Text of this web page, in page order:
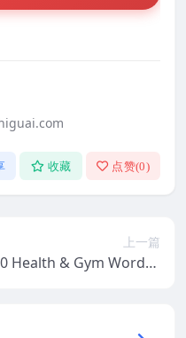
收藏 点赞(0)
上一篇
Health & Gym WordPr